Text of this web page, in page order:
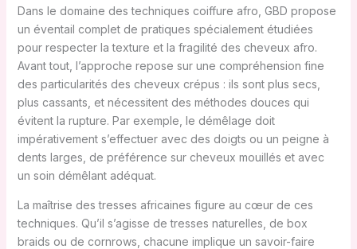
Dans le domaine des techniques coiffure afro, GBD propose
un éventail complet de pratiques spécialement étudiées
pour respecter la texture et la fragilité des cheveux afro.
Avant tout, l’approche repose sur une compréhension fine
des particularités des cheveux crépus : ils sont plus secs,
plus cassants, et nécessitent des méthodes douces qui
évitent la rupture. Par exemple, le démêlage doit
impérativement s’effectuer avec des doigts ou un peigne à
dents larges, de préférence sur cheveux mouillés et avec
un soin démêlant adéquat.
La maîtrise des tresses africaines figure au cœur de ces
techniques. Qu’il s’agisse de tresses naturelles, de box
braids ou de cornrows, chacune implique un savoir-faire